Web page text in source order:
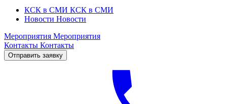
КСК в СМИ КСК в СМИ
Новости Новости
Мероприятия Мероприятия
Контакты Контакты
Отправить заявку